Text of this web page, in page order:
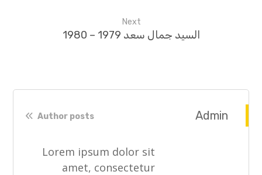
Next
السيد جمال سعد 1979 – 1980
Admin
Author posts
Lorem ipsum dolor sit
amet, consectetur